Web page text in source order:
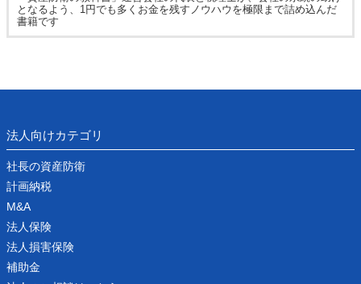
となるよう、1円でも多くお金を残すノウハウを極限まで詰め込んだ
書籍です
法人向けカテゴリ
社長の資産防衛
計画納税
M&A
法人保険
法人損害保険
補助金